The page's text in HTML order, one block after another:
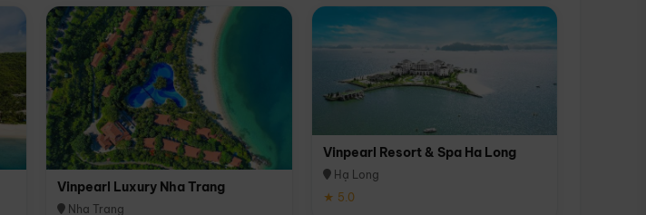
Vinpearl Luxury Nha Trang
Nha Trang
Vinpearl Resort & Spa Ha Long
Hạ Long
★ 5.0